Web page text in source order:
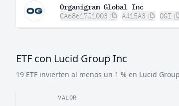
Organigram Global Inc
CA68617J1003 A415A3 OGI
ETF con Lucid Group Inc
19 ETF invierten al menos un 1 % en Lucid
VALOR